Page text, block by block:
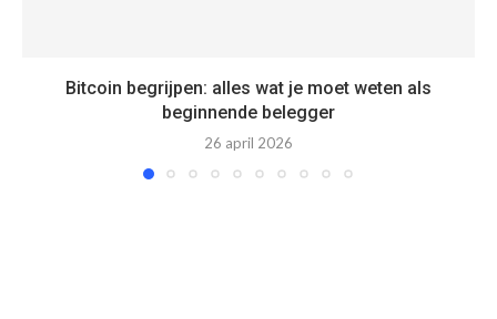
Bitcoin begrijpen: alles wat je moet weten als
beginnende belegger
26 april 2026